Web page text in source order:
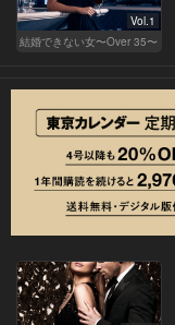
Vol.1
結婚できない女〜Over 35〜